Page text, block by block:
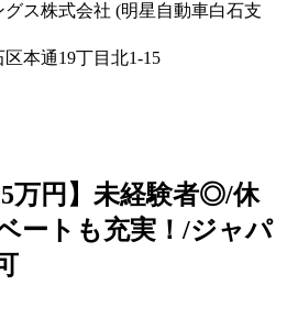
ス株式会社 (明星自動車白石支
本通19丁目北1-15
万円】未経験者◎/休
ートも充実！/ジャパ